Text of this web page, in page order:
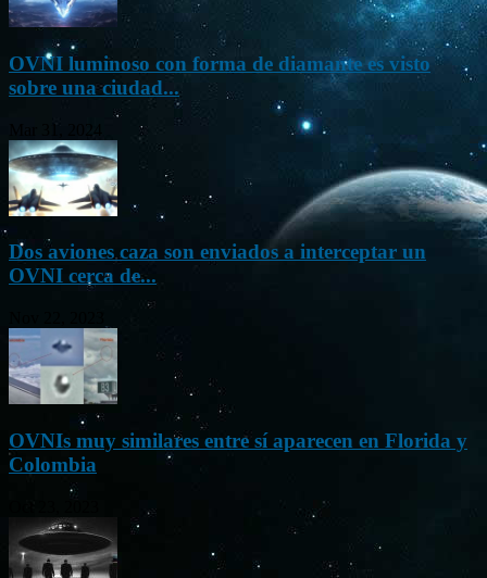
OVNI luminoso con forma de diamante es visto
sobre una ciudad...
Mar 31, 2024
Dos aviones caza son enviados a interceptar un
OVNI cerca de...
OVNIs muy similares entre sí aparecen en Florida y
Colombia